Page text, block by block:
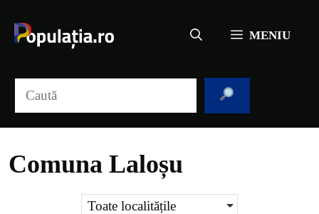
conținut
MENIU
Comuna Laloșu
Toate localitățile